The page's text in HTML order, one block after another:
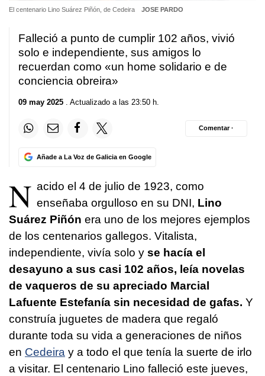
El centenario Lino Suárez Piñón, de Cedeira JOSE PARDO
Falleció a punto de cumplir 102 años, vivió
solo e independiente, sus amigos lo
recuerdan como «un home solidario e de
conciencia obreira»
09 may 2025 . Actualizado a las 23:50 h.
Añade a La Voz de Galicia en Google
Comentar ·
N acido el 4 de julio de 1923, como
enseñaba orgulloso en su DNI, Lino
Suárez Piñón era uno de los mejores ejemplos
de los centenarios gallegos. Vitalista,
independiente, vivía solo y se hacía el
desayuno a sus casi 102 años, leía novelas
de vaqueros de su apreciado Marcial
Lafuente Estefanía sin necesidad de gafas. Y
construía juguetes de madera que regaló
durante toda su vida a generaciones de niños
en Cedeira y a todo el que tenía la suerte de irlo
a visitar. El centenario Lino falleció este jueves,